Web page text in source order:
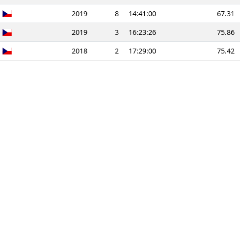
2019 8 14:41:00 67.31
2019 3 16:23:26 75.86
2018 2 17:29:00 75.42